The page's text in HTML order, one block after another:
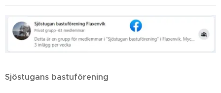
Sjöstugans bastuförening